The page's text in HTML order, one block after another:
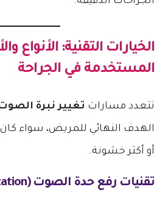
الخيارات التقنية: الأنواع
المستخدمة في الجراحة
تتعدد مسارات تغيير نبرة
الهدف النهائي للمريض، سواء
أو أكثر خشونة.
تقنيات رفع حدة الصوت (Feminization)